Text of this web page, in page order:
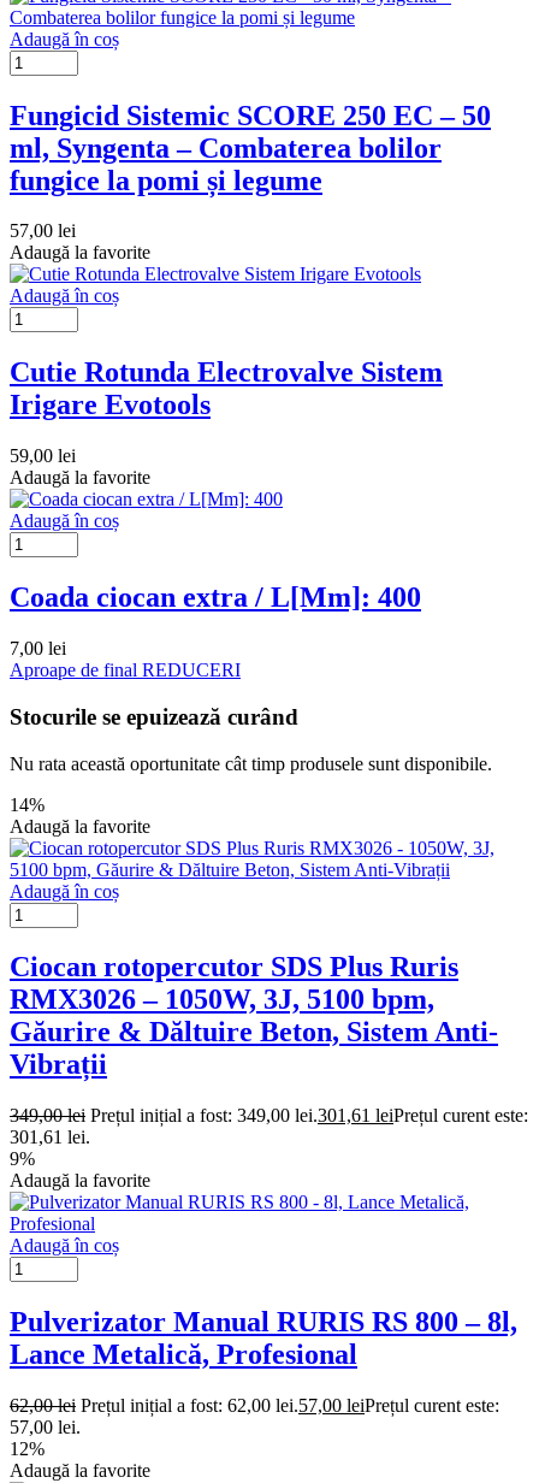
Adaugă în coș
Fungicid Sistemic SCORE 250 EC – 50
ml, Syngenta – Combaterea bolilor
fungice la pomi și legume
57,00 lei
Adaugă la favorite
Adaugă în coș
Cutie Rotunda Electrovalve Sistem
Irigare Evotools
59,00 lei
Adaugă la favorite
Adaugă în coș
Coada ciocan extra / L[Mm]: 400
7,00 lei
Aproape de final REDUCERI
Stocurile se epuizează curând
Nu rata această oportunitate cât timp produsele sunt disponibile.
14%
Adaugă la favorite
Adaugă în coș
Ciocan rotopercutor SDS Plus Ruris
RMX3026 – 1050W, 3J, 5100 bpm,
Găurire & Dăltuire Beton, Sistem Anti-
Vibrații
349,00lei Prețul inițial a fost: 349,00 lei.301,61 leiPrețul curent este:
301,61 lei.
9%
Adaugă la favorite
Adaugă în coș
Pulverizator Manual RURIS RS 800 – 8l,
Lance Metalică, Profesional
62,00lei Prețul inițial a fost: 62,00 lei.57,00 leiPrețul curent este:
57,00 lei.
12%
Adaugă la favorite